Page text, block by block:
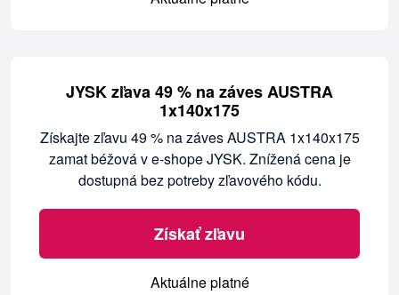
JYSK zľava 49 % na záves AUSTRA
1x140x175
Získajte zľavu 49 % na záves AUSTRA 1x140x175
zamat béžová v e-shope JYSK. Znížená cena je
dostupná bez potreby zľavového kódu.
Získať zľavu
Aktuálne platné